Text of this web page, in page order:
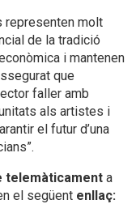
representen molt
de la tradició
i mantenen
que
faller amb
als artistes i
el futur d’una
telemàticament a
el següent enllaç: